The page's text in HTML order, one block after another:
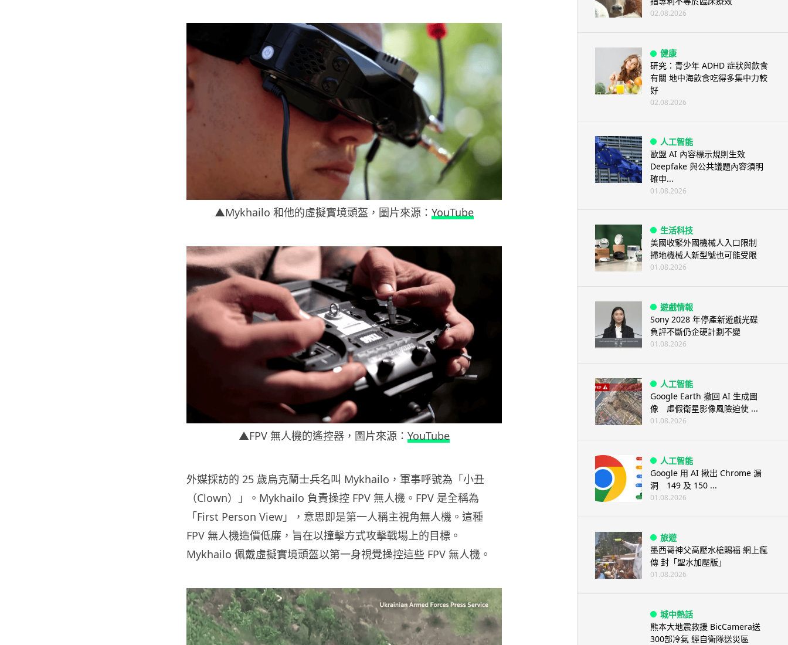
▲Mykhailo 和他的虛擬實境頭盔，圖片來源： YouTube
▲FPV 無人機的遙控器，圖片來源： YouTube
外媒採訪的 25 歲烏克蘭士兵名叫 Mykhailo，軍事呼號為「小丑
（Clown）」。Mykhailo 負責操控 FPV 無人機。FPV 是全稱為
「First Person View」，意思即是第一人稱主視角無人機。這種
FPV 無人機造價低廉，旨在以撞擊方式攻擊戰場上的目標。
Mykhailo 佩戴虛擬實境頭盔以第一身視覺操控這些 FPV 無人機。
02.08.2026
健康
研究：青少年 ADHD 症狀與飲食
有關 地中海飲食吃得多集中力較
好
02.08.2026
人工智能
歐盟 AI 內容標示規則生效
Deepfake 與公共議題內容須明
確申...
01.08.2026
生活科技
美國收緊外國機械人入口限制
掃地機械人新型號也可能受限
01.08.2026
遊戲情報
Sony 2028 年停產新遊戲光碟
負評不斷仍企硬計劃不變
01.08.2026
人工智能
Google Earth 撤回 AI 生成圖
像 虛假衛星影像風險迫使 ...
01.08.2026
人工智能
Google 用 AI 揪出 Chrome 漏
洞 149 及 150 ...
01.08.2026
旅遊
墨西哥神父高壓水槍賜福 網上瘋
傳 封「聖水加壓版」
01.08.2026
城中熱話
熊本大地震救援 BicCamera送
300部冷氣 經自衛隊送災區